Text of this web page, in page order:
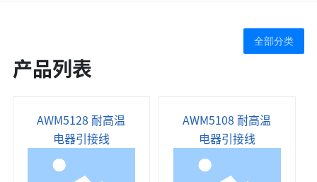
全部分类
产品列表
AWM5128 耐高温
电器引接线
AWM5108 耐高温
电器引接线